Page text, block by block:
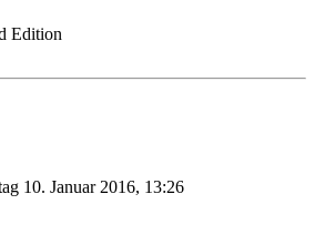
Edition
10. Januar 2016, 13:26